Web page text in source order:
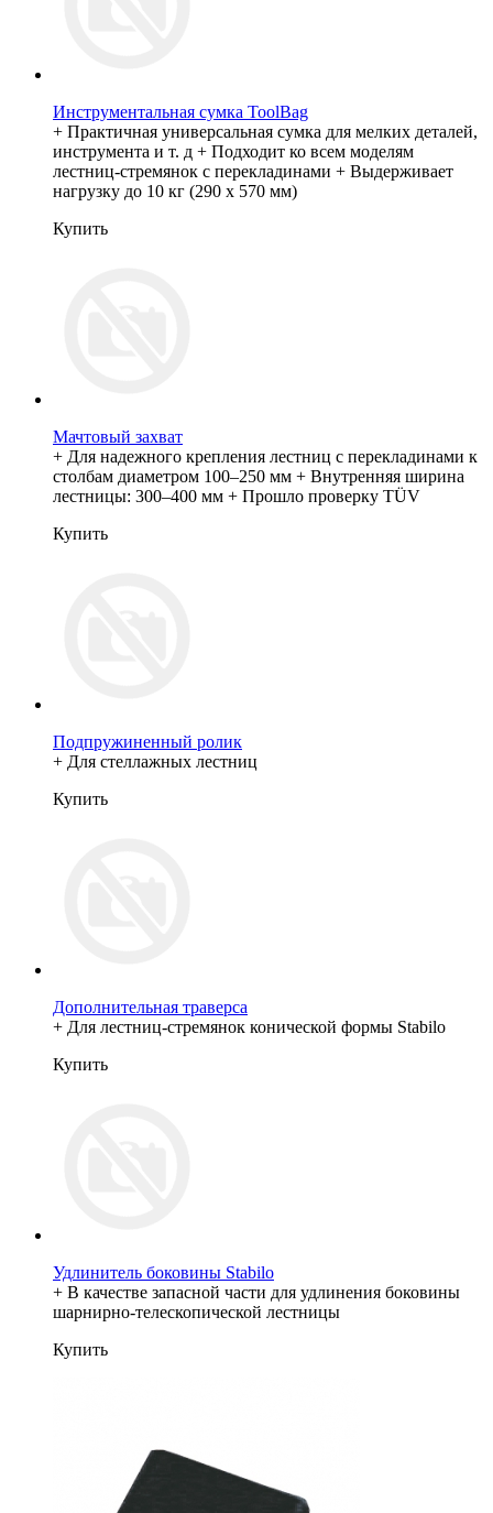
Инструментальная сумка ToolBag
+ Практичная универсальная сумка для мелких деталей,
инструмента и т. д + Подходит ко всем моделям
лестниц-стремянок с перекладинами + Выдерживает
нагрузку до 10 кг (290 х 570 мм)
Купить
Мачтовый захват
+ Для надежного крепления лестниц с перекладинами к
столбам диаметром 100–250 мм + Внутренняя ширина
лестницы: 300–400 мм + Прошло проверку TÜV
Купить
Подпружиненный ролик
+ Для стеллажных лестниц
Купить
Дополнительная траверса
+ Для лестниц-стремянок конической формы Stabilo
Купить
Удлинитель боковины Stabilo
+ В качестве запасной части для удлинения боковины
шарнирно-телескопической лестницы
Купить